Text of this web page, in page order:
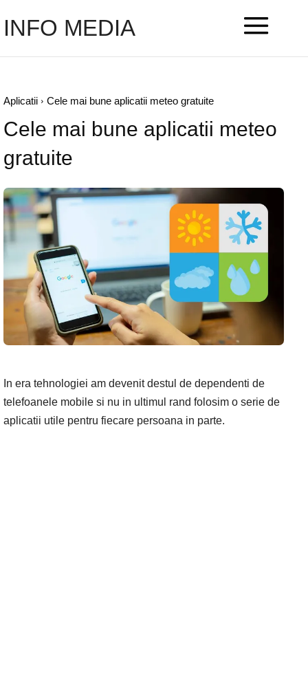
INFO MEDIA
Aplicatii Cele mai bune aplicatii meteo gratuite
Cele mai bune aplicatii meteo
gratuite
In era tehnologiei am devenit destul de dependenti de
telefoanele mobile si nu in ultimul rand folosim o serie de
aplicatii utile pentru fiecare persoana in parte.